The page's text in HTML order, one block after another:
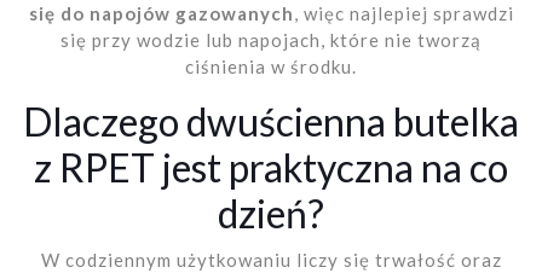
się do napojów gazowanych, więc najlepiej sprawdzi
się przy wodzie lub napojach, które nie tworzą
ciśnienia w środku.
Dlaczego dwuścienna butelka
z RPET jest praktyczna na co
dzień?
W codziennym użytkowaniu liczy się trwałość oraz